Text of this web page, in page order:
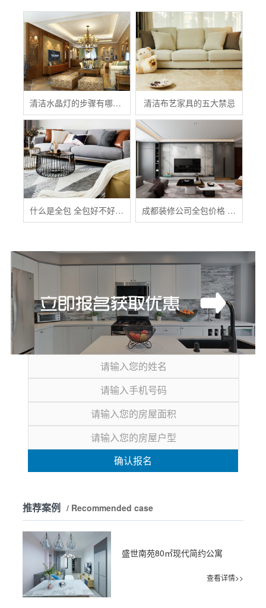
清洁水晶灯的步骤有哪些？ 清洁布艺家具的五大禁忌
什么是全包 全包好不好 全包装修注意事项有哪些 成都装修公司全包价格 成都全包装修多少钱一平
确认报名
推荐案例 / Recommended case
盛世南苑80㎡现代简约公寓
查看详情>>